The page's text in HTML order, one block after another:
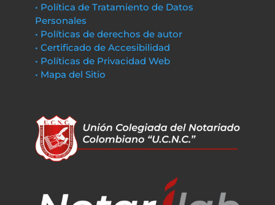
• Política de Tratamiento de Datos
Personales
• Políticas de derechos de autor
• Certificado de Accesibilidad
• Políticas de Privacidad Web
• Mapa del Sitio